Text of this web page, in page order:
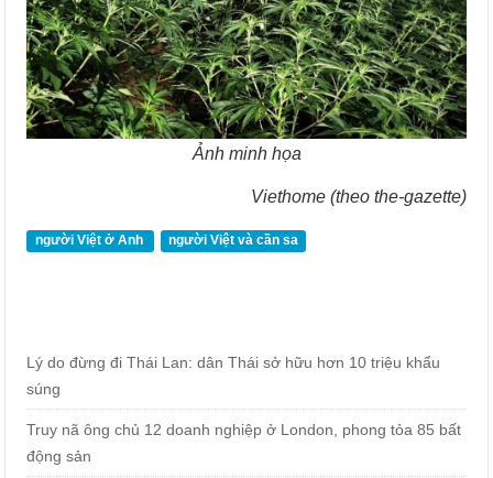
Ảnh minh họa
Viethome (theo the-gazette)
người Việt ở Anh người Việt và cần sa
Lý do đừng đi Thái Lan: dân Thái sở hữu hơn 10 triệu khẩu
súng
Truy nã ông chủ 12 doanh nghiệp ở London, phong tỏa 85 bất
động sản